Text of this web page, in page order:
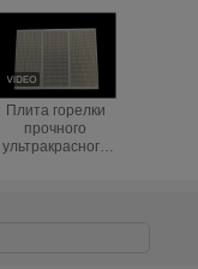
Плита горелки
прочного
ультракрасного